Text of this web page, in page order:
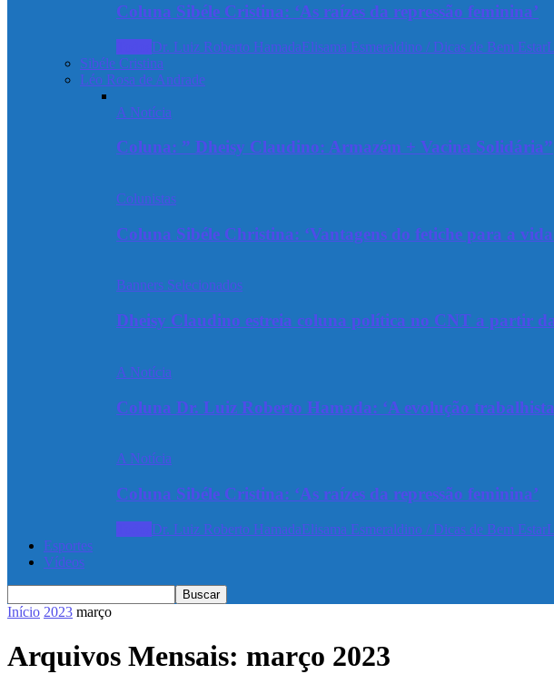
Coluna Sibéle Cristina: ‘As raízes da repressão feminina’
Dr. Luiz Roberto HamadaElisama Esmeraldino / Dicas de Bem Estar
Sibéle Cristina
Léo Rosa de Andrade
A Notícia
Coluna: ” Dheisy Claudino: Armazém + Vacina Solidária”
Colunistas
Coluna Sibéle Christina: ‘Vantagens do fetiche para a vida
Banners Selecionados
Dheisy Claudino estreia coluna política no CNT a partir
A Notícia
Coluna Dr. Luiz Roberto Hamada: ‘A evolução
A Notícia
Coluna Sibéle Cristina: ‘As raízes da repressão feminina’
Dr. Luiz Roberto HamadaElisama Esmeraldino / Dicas de Bem Estar
Esportes
Vídeos
Início 2023 março
Arquivos Mensais: março 2023